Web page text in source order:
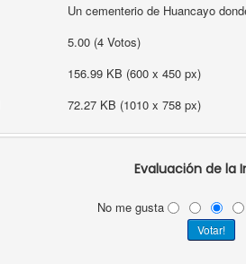
Un cementerio de Huancayo
5.00 (4 Votos)
156.99 KB (600 x 450 px)
72.27 KB (1010 x 758 px)
Evaluación de la
No me gusta